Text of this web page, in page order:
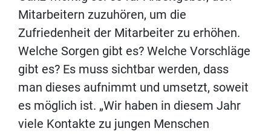
Mitarbeitern zuzuhören, um die
Zufriedenheit der Mitarbeiter zu erhöhen.
Welche Sorgen gibt es? Welche Vorschläge
gibt es? Es muss sichtbar werden, dass
man dieses aufnimmt und umsetzt, soweit
es möglich ist. „Wir haben in diesem Jahr
viele Kontakte zu jungen Menschen